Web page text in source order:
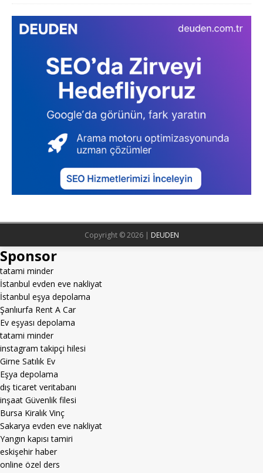
Copyright © 2026 | DEUDEN
Sponsor
tatami minder
İstanbul evden eve nakliyat
İstanbul eşya depolama
Şanlıurfa Rent A Car
Ev eşyası depolama
tatami minder
instagram takipçi hilesi
Girne Satılık Ev
Eşya depolama
dış ticaret veritabanı
inşaat Güvenlik filesi
Bursa Kiralık Vinç
Sakarya evden eve nakliyat
Yangın kapısı tamiri
eskişehir haber
online özel ders